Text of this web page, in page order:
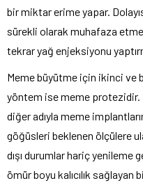
bir miktar erime yapar.
sürekli olarak muhafaza
tekrar yağ enjeksiyonu
Meme büyütme için ikinci ve
yöntem ise meme
diğer adıyla meme
göğüsleri beklenen ölçülere
dışı durumlar hariç
ömür boyu kalıcılık sağlayan